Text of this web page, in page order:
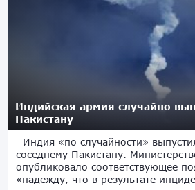
Индийская армия случайно
Пакистану
Индия «по случайности»
соседнему Пакистану.
опубликовало соответствующее
«надежду, что в результате